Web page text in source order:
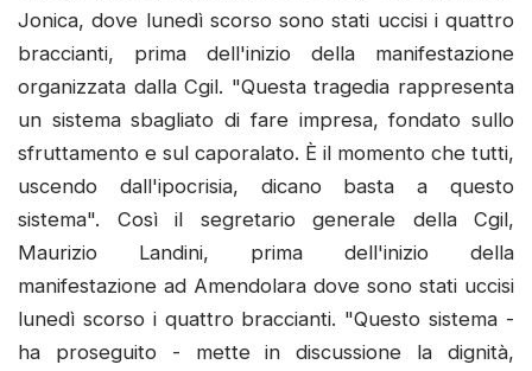
Jonica, dove lunedì scorso sono stati uccisi i quattro
braccianti, prima dell'inizio della manifestazione
organizzata dalla Cgil. "Questa tragedia rappresenta
un sistema sbagliato di fare impresa, fondato sullo
sfruttamento e sul caporalato. È il momento che tutti,
uscendo dall'ipocrisia, dicano basta a questo
sistema". Così il segretario generale della Cgil,
Maurizio Landini, prima dell'inizio della
manifestazione ad Amendolara dove sono stati uccisi
lunedì scorso i quattro braccianti. "Questo sistema -
ha proseguito - mette in discussione la dignità,